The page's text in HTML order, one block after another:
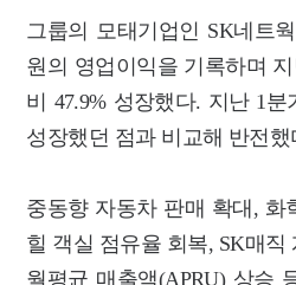
그룹의 모태기업인 SK네트
원의 영업이익을 기록하며
비 47.9% 성장했다. 지난 1분
성장했던 점과 비교해 반전했
중동향 자동차 판매 확대, 화
힐 객실 점유율 회복, SK매직
월평균 매출액(APRU) 상승